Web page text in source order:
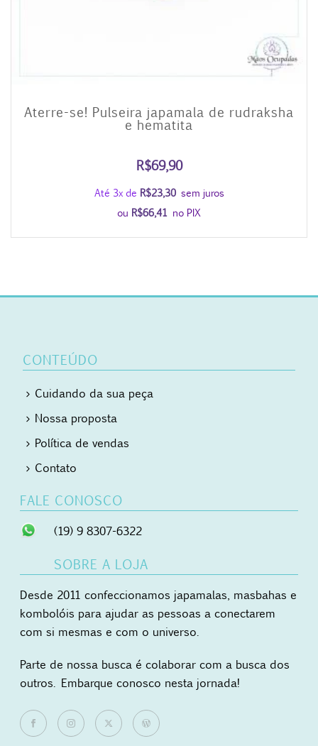
Aterre-se! Pulseira japamala de rudraksha
e hematita
R$69,90
Até 3x de R$23,30 sem juros
ou R$66,41 no PIX
CONTEÚDO
Cuidando da sua peça
Nossa proposta
Política de vendas
Contato
FALE CONOSCO
(19) 9 8307-6322
SOBRE A LOJA
Desde 2011 confeccionamos japamalas, masbahas e
kombolóis para ajudar as pessoas a conectarem
com si mesmas e com o universo.
Parte de nossa busca é colaborar com a busca dos
outros. Embarque conosco nesta jornada!